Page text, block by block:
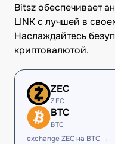
Bitsz обеспечивает
LINK с лучшей в
Наслаждайтесь
криптовалютой.
ZEC
ZEC
BTC
BTC
exchange ZEC на BTC →